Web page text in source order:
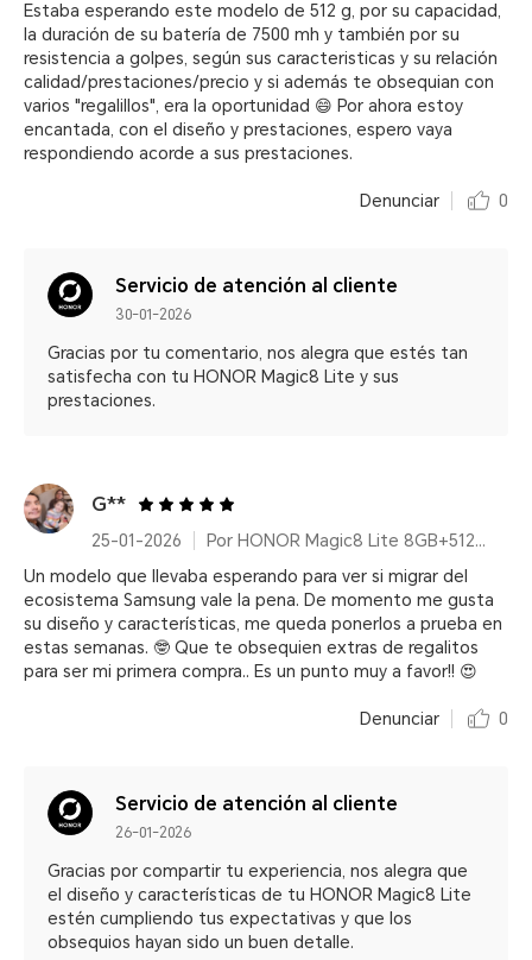
Estaba esperando este modelo de 512 g, por su capacidad,
la duración de su batería de 7500 mh y también por su
resistencia a golpes, según sus caracteristicas y su relación
calidad/prestaciones/precio y si además te obsequian con
varios "regalillos", era la oportunidad 😄 Por ahora estoy
encantada, con el diseño y prestaciones, espero vaya
respondiendo acorde a sus prestaciones.
Denunciar 0
Servicio de atención al cliente
30-01-2026
Gracias por tu comentario, nos alegra que estés tan
satisfecha con tu HONOR Magic8 Lite y sus
prestaciones.
G**
25-01-2026
Por HONOR Magic8 Lite 8GB+512GB Forest Green
Un modelo que llevaba esperando para ver si migrar del
ecosistema Samsung vale la pena. De momento me gusta
su diseño y características, me queda ponerlos a prueba en
estas semanas. 🤓 Que te obsequien extras de regalitos
para ser mi primera compra.. Es un punto muy a favor!! 😍
Denunciar 0
Servicio de atención al cliente
26-01-2026
Gracias por compartir tu experiencia, nos alegra que
el diseño y características de tu HONOR Magic8 Lite
estén cumpliendo tus expectativas y que los
obsequios hayan sido un buen detalle.